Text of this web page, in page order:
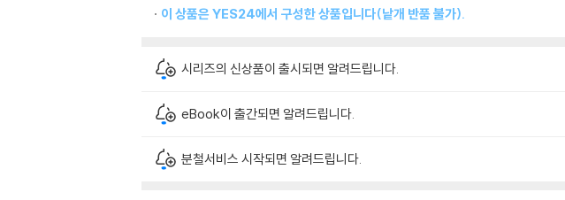
이 상품은 YES24에서 구성한 상품입니다(낱개 반품 불가).
시리즈의 신상품이 출시되면 알려드립니다.
eBook이 출간되면 알려드립니다.
분철서비스 시작되면 알려드립니다.